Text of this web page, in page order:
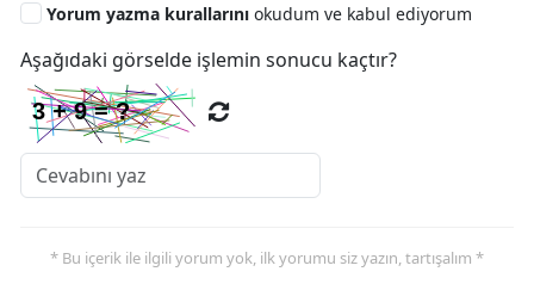
Yorum yazma kurallarını okudum ve kabul ediyorum
Aşağıdaki görselde işlemin sonucu kaçtır?
* Bu içerik ile ilgili yorum yok, ilk yorumu siz yazın, tartışalım *